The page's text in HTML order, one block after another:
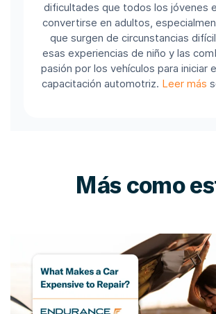
dificultades que todos los jóvenes
convertirse en adultos,
que surgen de circunstancias
esas experiencias de niño y las
pasión por los vehículos para iniciar
capacitación automotriz. Leer más
Más como